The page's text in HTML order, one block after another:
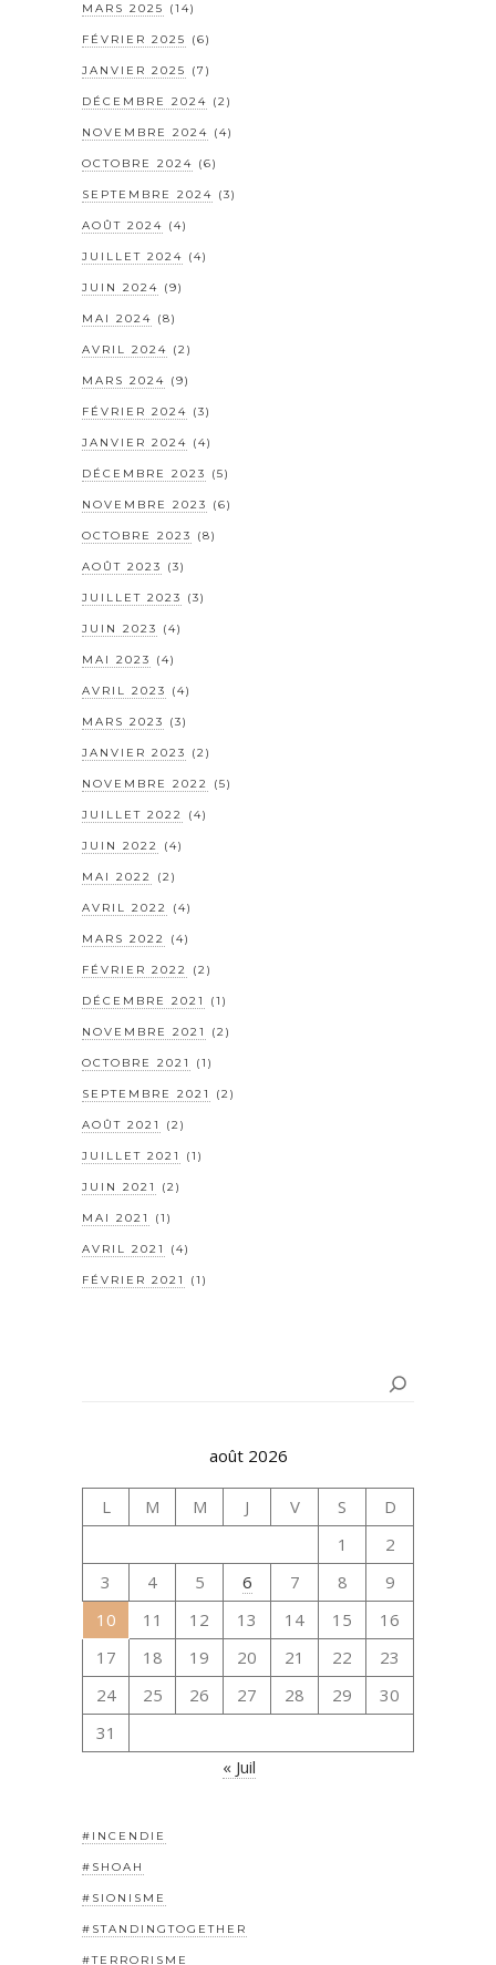
MARS 2025 (14)
FÉVRIER 2025 (6)
JANVIER 2025 (7)
DÉCEMBRE 2024 (2)
NOVEMBRE 2024 (4)
OCTOBRE 2024 (6)
SEPTEMBRE 2024 (3)
AOÛT 2024 (4)
JUILLET 2024 (4)
JUIN 2024 (9)
MAI 2024 (8)
AVRIL 2024 (2)
MARS 2024 (9)
FÉVRIER 2024 (3)
JANVIER 2024 (4)
DÉCEMBRE 2023 (5)
NOVEMBRE 2023 (6)
OCTOBRE 2023 (8)
AOÛT 2023 (3)
JUILLET 2023 (3)
JUIN 2023 (4)
MAI 2023 (4)
AVRIL 2023 (4)
MARS 2023 (3)
JANVIER 2023 (2)
NOVEMBRE 2022 (5)
JUILLET 2022 (4)
JUIN 2022 (4)
MAI 2022 (2)
AVRIL 2022 (4)
MARS 2022 (4)
FÉVRIER 2022 (2)
DÉCEMBRE 2021 (1)
NOVEMBRE 2021 (2)
OCTOBRE 2021 (1)
SEPTEMBRE 2021 (2)
AOÛT 2021 (2)
JUILLET 2021 (1)
JUIN 2021 (2)
MAI 2021 (1)
AVRIL 2021 (4)
FÉVRIER 2021 (1)
août 2026
L M M J V S
D
1
2
3
4 5 6 7 8
9
10
11 12 13 14 15
16
17
18 19 20 21 22
23
24
25 26 27 28 29
30
31
« Juil
#INCENDIE
#SHOAH
#SIONISME
#STANDINGTOGETHER
#TERRORISME